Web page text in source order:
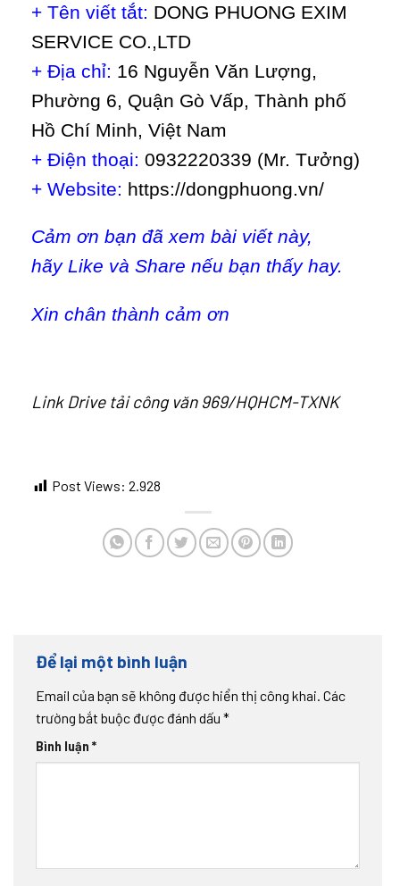
+ Tên viết tắt: DONG PHUONG EXIM
SERVICE CO.,LTD
+ Địa chỉ: 16 Nguyễn Văn Lượng,
Phường 6, Quận Gò Vấp, Thành phố
Hồ Chí Minh, Việt Nam
+ Điện thoại: 0932220339 (Mr. Tưởng)
+ Website: https://dongphuong.vn/
Cảm ơn bạn đã xem bài viết này,
hãy Like và Share nếu bạn thấy hay.
Xin chân thành cảm ơn
Link Drive tải công văn 969/HQHCM-TXNK
Post Views: 2.928
Để lại một bình luận
Email của bạn sẽ không được hiển thị công khai. Các
trường bắt buộc được đánh dấu *
Bình luận *